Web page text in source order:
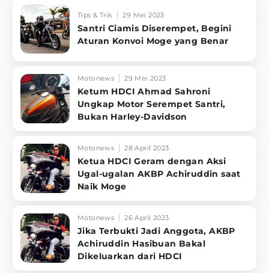
Tips & Trik 29 Mei 2023
Santri Ciamis Diserempet, Begini
Aturan Konvoi Moge yang Benar
Motonews 29 Mei 2023
Ketum HDCI Ahmad Sahroni
Ungkap Motor Serempet Santri,
Bukan Harley-Davidson
Motonews 28 April 2023
Ketua HDCI Geram dengan Aksi
Ugal-ugalan AKBP Achiruddin saat
Naik Moge
Motonews 26 April 2023
Jika Terbukti Jadi Anggota, AKBP
Achiruddin Hasibuan Bakal
Dikeluarkan dari HDCI